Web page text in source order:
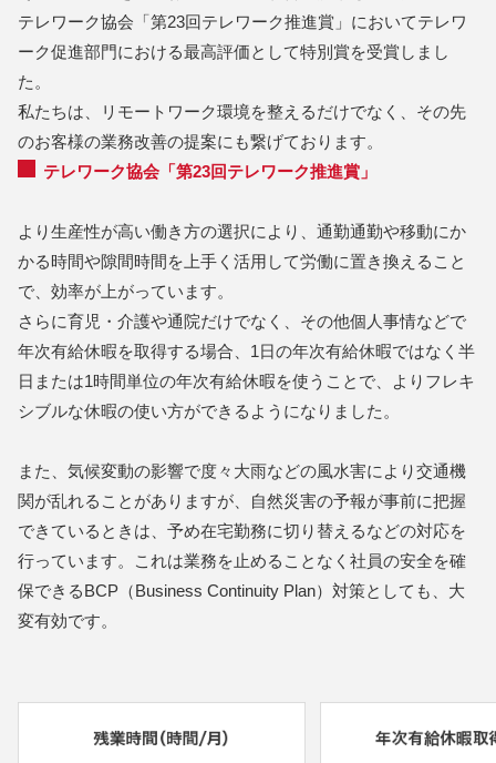
テレワーク協会「第23回テレワーク推進賞」においてテレワ
ーク促進部門における最高評価として特別賞を受賞しまし
た。
私たちは、リモートワーク環境を整えるだけでなく、その先
のお客様の業務改善の提案にも繋げております。
テレワーク協会「第23回テレワーク推進賞」
より生産性が高い働き方の選択により、通勤通勤や移動にか
かる時間や隙間時間を上手く活用して労働に置き換えること
で、効率が上がっています。
さらに育児・介護や通院だけでなく、その他個人事情などで
年次有給休暇を取得する場合、1日の年次有給休暇ではなく半
日または1時間単位の年次有給休暇を使うことで、よりフレキ
シブルな休暇の使い方ができるようになりました。
また、気候変動の影響で度々大雨などの風水害により交通機
関が乱れることがありますが、自然災害の予報が事前に把握
できているときは、予め在宅勤務に切り替えるなどの対応を
行っています。これは業務を止めることなく社員の安全を確
保できるBCP（Business Continuity Plan）対策としても、大
変有効です。